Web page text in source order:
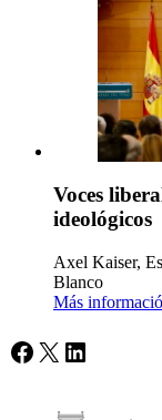
Voces
ideológicos
Axel Kaiser,
Blanco
Más
Facebook
X LinkedIn